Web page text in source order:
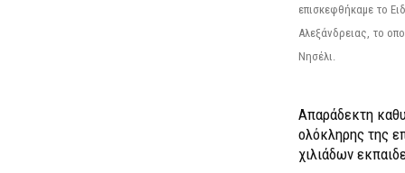
επισκεφθήκαμε το
Αλεξάνδρειας, το
Νησέλι.
Απαράδεκτη
ολόκληρης της
χιλιάδων